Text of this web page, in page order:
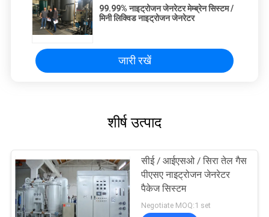
99.99% नाइट्रोजन जेनरेटर मेम्ब्रेन सिस्टम /
मिनी लिक्विड नाइट्रोजन जेनरेटर
जारी रखें
शीर्ष उत्पाद
सीई / आईएसओ / सिरा तेल गैस
पीएसए नाइट्रोजन जेनरेटर
पैकेज सिस्टम
Negotiate MOQ:1 set